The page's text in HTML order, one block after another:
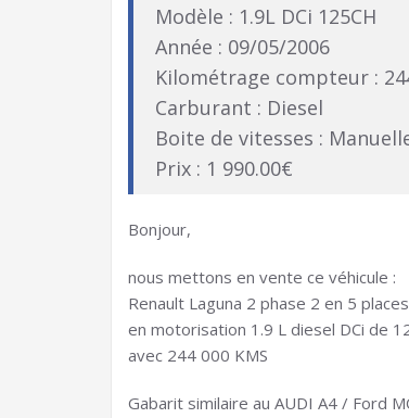
Modèle : 1.9L DCi 125CH
Année : 09/05/2006
Kilométrage compteur :
Carburant : Diesel
Boite de vitesses :
Prix : 1 990.00€
Bonjour,
nous mettons en vente ce véhicule :
Renault Laguna 2 phase 2 en 5
en motorisation 1.9 L diesel DCi de
avec 244 000 KMS
Gabarit similaire au AUDI A4 / Ford